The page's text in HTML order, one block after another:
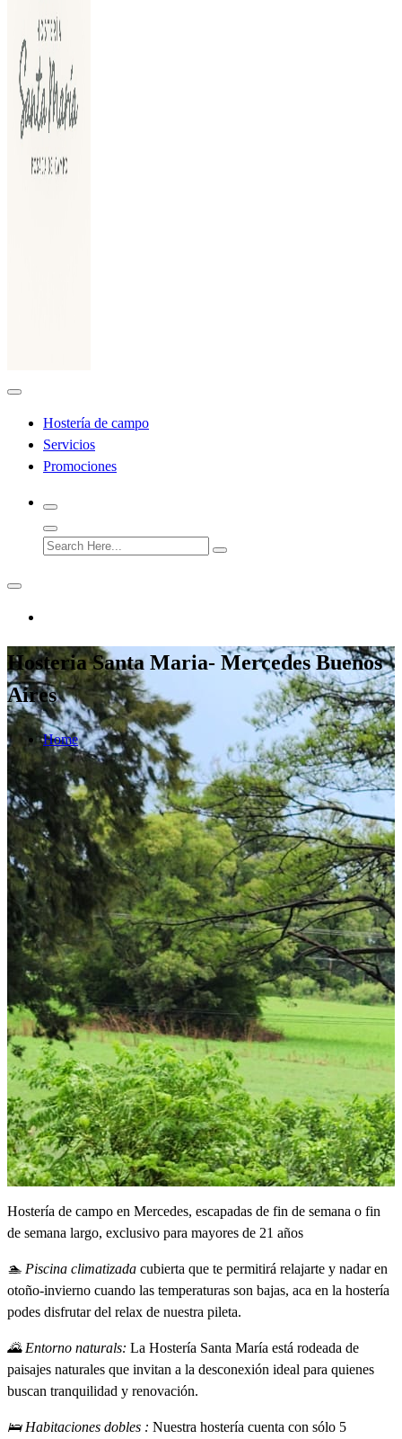
Hostería de campo
Servicios
Promociones
Hosteria Santa Maria- Mercedes Buenos
Aires
Home
Hostería de campo en Mercedes, escapadas de fin de semana o fin
de semana largo, exclusivo para mayores de 21 años
🏊 Piscina climatizada cubierta que te permitirá relajarte y nadar en
otoño-invierno cuando las temperaturas son bajas, aca en la hostería
podes disfrutar del relax de nuestra pileta.
🌄 Entorno naturals: La Hostería Santa María está rodeada de
paisajes naturales que invitan a la desconexión ideal para quienes
buscan tranquilidad y renovación.
🛌 Habitaciones dobles : Nuestra hostería cuenta con sólo 5